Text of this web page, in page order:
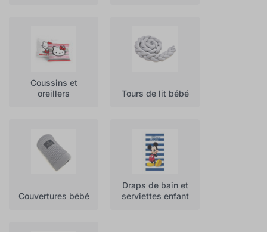
Coussins et
oreillers
Tours de lit bébé
Couvertures bébé
Draps de bain et
serviettes enfant